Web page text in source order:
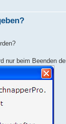
nur beim Beenden